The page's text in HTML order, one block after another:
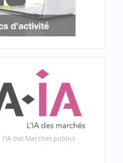
l'IA des Marchés publics